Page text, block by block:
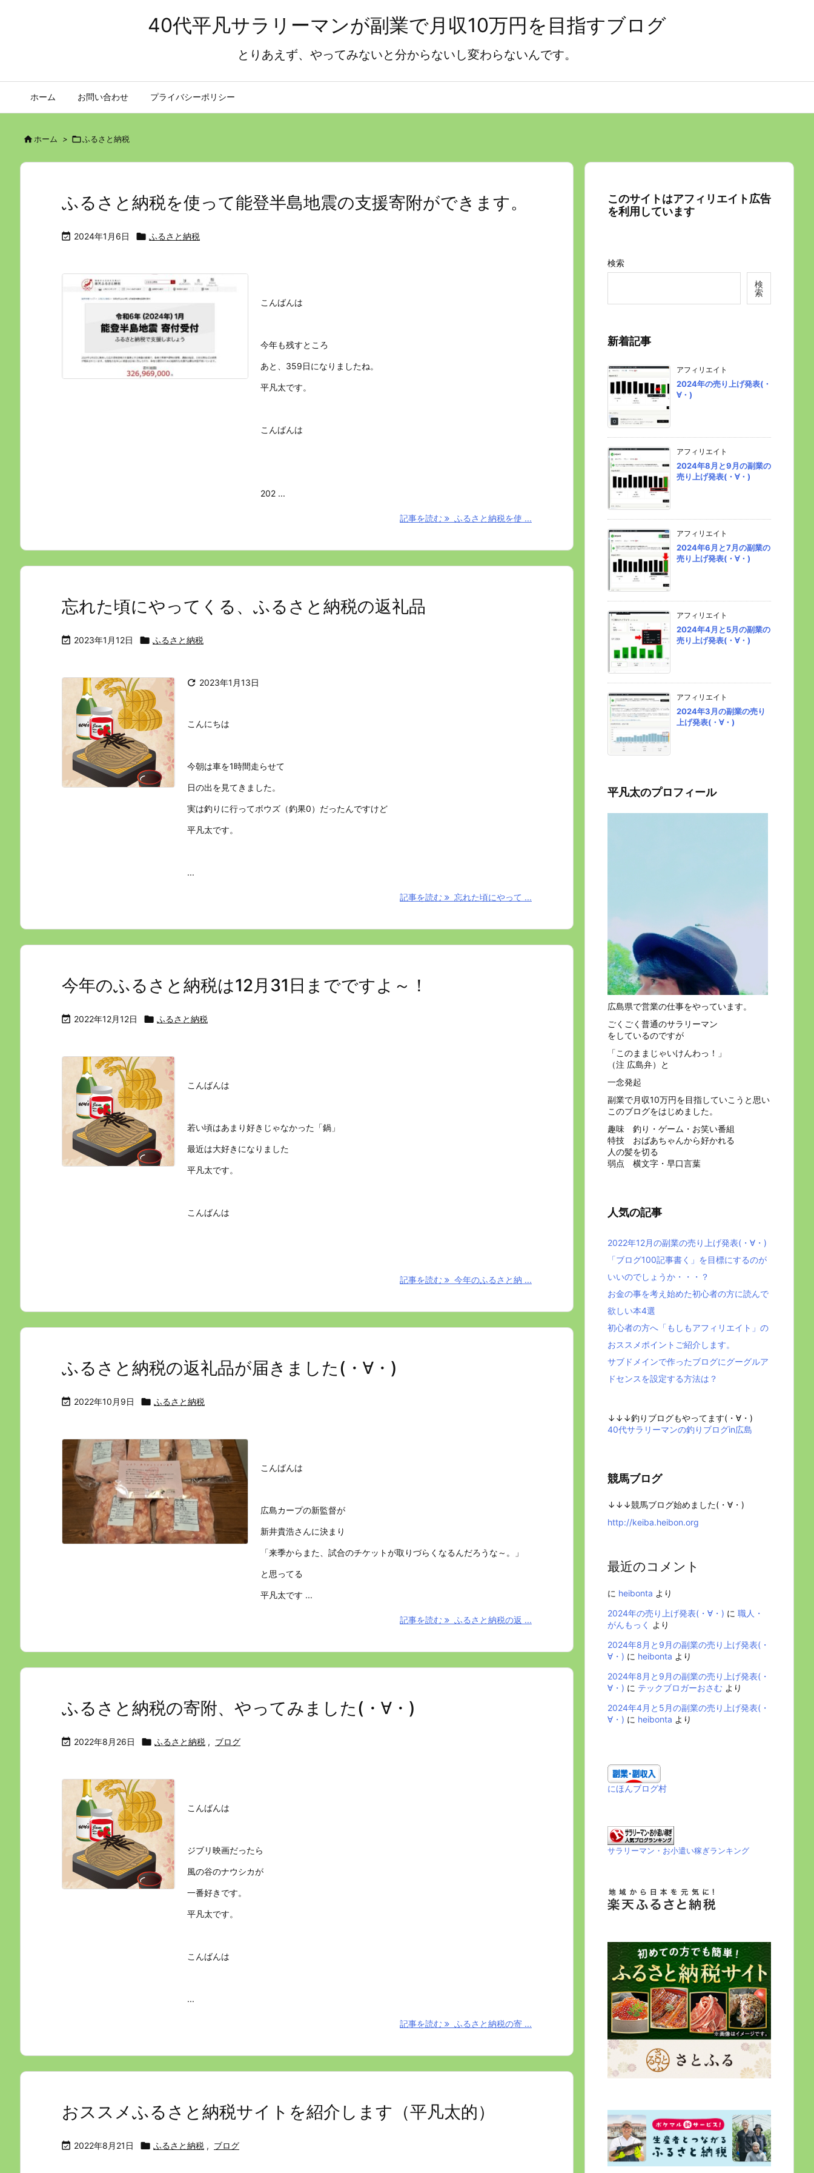
40代平凡サラリーマンが副業で月収10万円を目指すブログ
とりあえず、やってみないと分からないし変わらないんです。
ホーム お問い合わせ プライバシーポリシー
 ホーム > ふるさと納税
ふるさと納税を使って能登半島地震の支援寄附ができます。
 2024年1月6日  ふるさと納税
こんばんは
今年も残すところ
あと、359日になりましたね。
平凡太です。
こんばんは
202 ...
記事を読む ふるさと納税を使 ...
忘れた頃にやってくる、ふるさと納税の返礼品
 2023年1月12日  ふるさと納税
 2023年1月13日
こんにちは
今朝は車を1時間走らせて
日の出を見てきました。
実は釣りに行ってボウズ（釣果0）だったんですけど
平凡太です。
...
記事を読む 忘れた頃にやって ...
今年のふるさと納税は12月31日までですよ～！
 2022年12月12日  ふるさと納税
こんばんは
若い頃はあまり好きじゃなかった「鍋」
最近は大好きになりました
平凡太です。
こんばんは
記事を読む 今年のふるさと納 ...
ふるさと納税の返礼品が届きました(・∀・)
 2022年10月9日  ふるさと納税
こんばんは
広島カープの新監督が
新井貴浩さんに決まり
「来季からまた、試合のチケットが取りづらくなるんだろうな～。」
と思ってる
平凡太です ...
記事を読む ふるさと納税の返 ...
ふるさと納税の寄附、やってみました(・∀・)
 2022年8月26日  ふるさと納税 , ブログ
こんばんは
ジブリ映画だったら
風の谷のナウシカが
一番好きです。
平凡太です。
こんばんは
...
記事を読む ふるさと納税の寄 ...
おススメふるさと納税サイトを紹介します（平凡太的）
 2022年8月21日  ふるさと納税 , ブログ
このサイトはアフィリエイト広告
を利用しています
検索
検
索
新着記事
アフィリエイト
2024年の売り上げ発表(・
∀・)
アフィリエイト
2024年8月と9月の副業の
売り上げ発表(・∀・)
アフィリエイト
2024年6月と7月の副業の
売り上げ発表(・∀・)
アフィリエイト
2024年4月と5月の副業の
売り上げ発表(・∀・)
アフィリエイト
2024年3月の副業の売り
上げ発表(・∀・)
平凡太のプロフィール
広島県で営業の仕事をやっています。
ごくごく普通のサラリーマン
をしているのですが
「このままじゃいけんわっ！」
（注 広島弁）と
一念発起
副業で月収10万円を目指していこうと思い
このブログをはじめました。
趣味 釣り・ゲーム・お笑い番組
特技 おばあちゃんから好かれる
人の髪を切る
弱点 横文字・早口言葉
人気の記事
2022年12月の副業の売り上げ発表(・∀・)
「ブログ100記事書く」を目標にするのが
いいのでしょうか・・・？
お金の事を考え始めた初心者の方に読んで
欲しい本4選
初心者の方へ「もしもアフィリエイト」の
おススメポイントご紹介します。
サブドメインで作ったブログにグーグルア
ドセンスを設定する方法は？
↓↓↓釣りブログもやってます(・∀・)
40代サラリーマンの釣りブログin広島
競馬ブログ
↓↓↓競馬ブログ始めました(・∀・)
http://keiba.heibon.org
最近のコメント
に heibonta より
2024年の売り上げ発表(・∀・) に 職人・
がんもっく
より
2024年8月と9月の副業の売り上げ発表(・
∀・) に heibonta より
2024年8月と9月の副業の売り上げ発表(・
∀・) に テックブロガーおさむ より
2024年4月と5月の副業の売り上げ発表(・
∀・) に heibonta より
にほんブログ村
サラリーマン・お小遣い稼ぎランキング